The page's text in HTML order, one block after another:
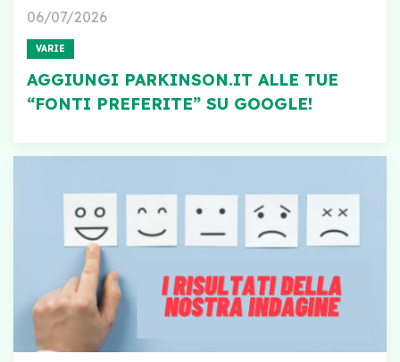
06/07/2026
VARIE
AGGIUNGI PARKINSON.IT ALLE TUE
“FONTI PREFERITE” SU GOOGLE!